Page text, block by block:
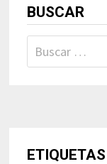
BUSCAR
Buscar:
ETIQUETAS